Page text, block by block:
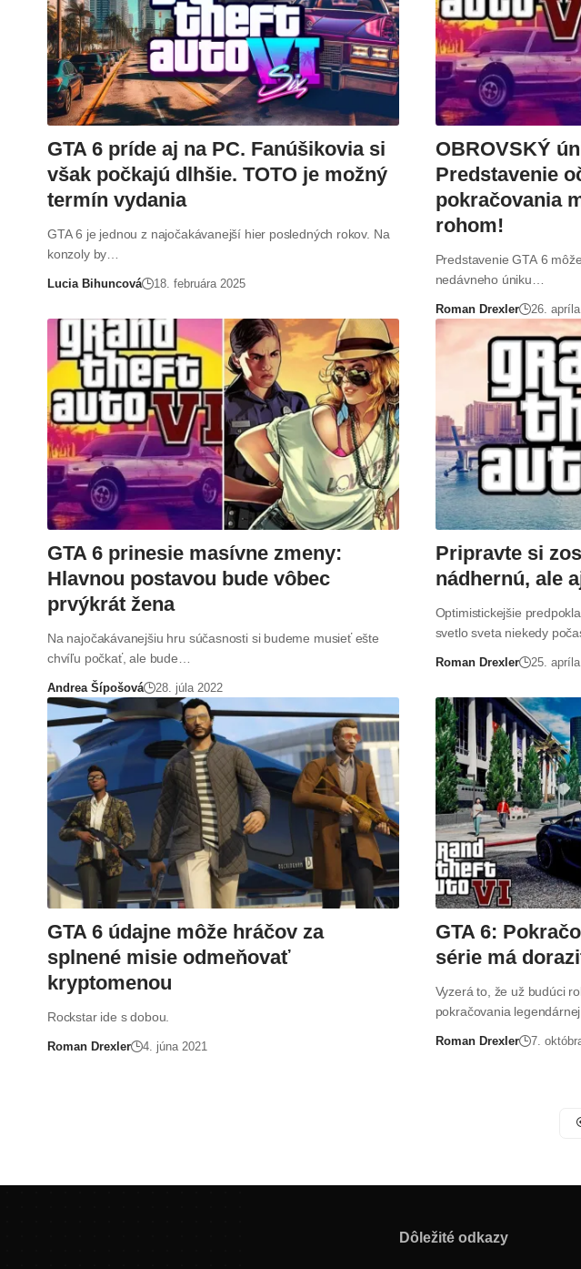
GTA 6 príde aj na PC. Fanúšikovia si
však počkajú dlhšie. TOTO je možný
termín vydania
GTA 6 je jednou z najočakávanejší hier posledných rokov. Na
konzoly by…
Lucia Bihuncová 18. februára 2025
OBROVSKÝ
Predstavenie
pokračovania
rohom!
Predstavenie GTA 6
nedávneho úniku…
Roman Drexler 26.
GTA 6 prinesie masívne zmeny:
Hlavnou postavou bude vôbec
prvýkrát žena
Na najočakávanejšiu hru súčasnosti si budeme musieť ešte
chvíľu počkať, ale bude…
Andrea Šípošová 28. júla 2022
Pripravte si
nádhernú, ale
Optimistickejšie
svetlo sveta niekedy
Roman Drexler 25.
GTA 6 údajne môže hráčov za
splnené misie odmeňovať
kryptomenou
Rockstar ide s dobou.
Roman Drexler 4. júna 2021
GTA 6:
série má
Vyzerá to, že už budúci
pokračovania
Roman Drexler 7.
Dôležité odkazy